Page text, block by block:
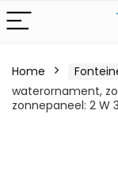
Home
waterornament,
zonnepaneel: 2 W